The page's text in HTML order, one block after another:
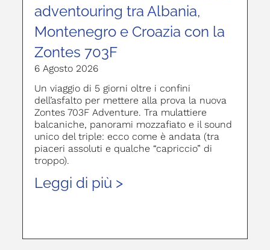
adventouring tra Albania,
Montenegro e Croazia con la
Zontes 703F
6 Agosto 2026
Un viaggio di 5 giorni oltre i confini
dell’asfalto per mettere alla prova la nuova
Zontes 703F Adventure. Tra mulattiere
balcaniche, panorami mozzafiato e il sound
unico del triple: ecco come è andata (tra
piaceri assoluti e qualche “capriccio” di
troppo).
Leggi di più >